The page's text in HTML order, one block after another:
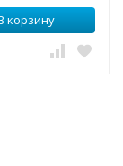
корзину